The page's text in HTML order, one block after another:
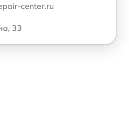
center.ru
33